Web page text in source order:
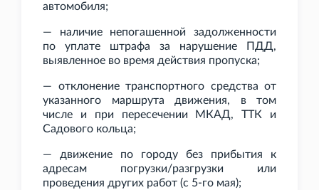
автомобиля;
— наличие непогашенной задолженности
по уплате штрафа за нарушение ПДД,
выявленное во время действия пропуска;
— отклонение транспортного средства от
указанного маршрута движения, в том
числе и при пересечении МКАД, ТТК и
Садового кольца;
— движение по городу без прибытия к
адресам погрузки/разгрузки или
проведения других работ (с 5-го мая);